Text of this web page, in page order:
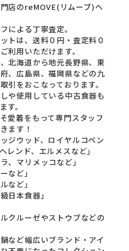
店のreMOVE(リムーブ)へ
による丁寧査定。
トは、送料０円・査定料０
利用いただけます。
北海道から地元長野県、東
、広島県、福岡県などの九
引をおこなっております。
や使用している中古食器も
す。
愛着をもって専門スタッフ
ます！
ジウッド、ロイヤルコペン
レンド、エルメスなど」
、マリメッコなど」
など」
など」
日本食器」
クルーゼやストウブなどの
など幅広いブランド・アイ